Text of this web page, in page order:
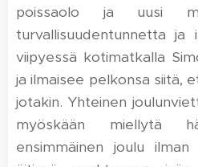
poissaolo ja uusi
turvallisuudentunnetta ja
viipyessä kotimatkalla
ja ilmaisee pelkonsa siitä,
jotakin. Yhteinen
myöskään miellytä
ensimmäinen joulu